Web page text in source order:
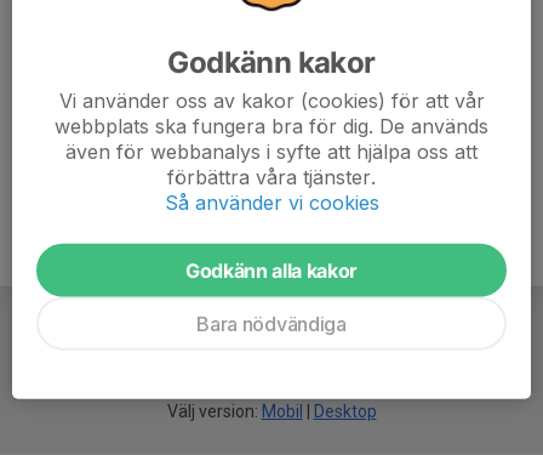
Välj version: Mobil Desktop
Godkänn kakor
Vi använder oss av kakor (cookies) för att vår
webbplats ska fungera bra för dig. De används
även för webbanalys i syfte att hjälpa oss att
förbättra våra tjänster.
Så använder vi cookies
Godkänn alla kakor
Bara nödvändiga